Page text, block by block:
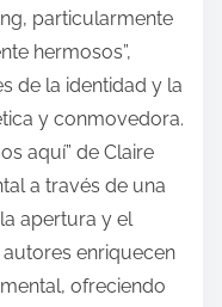
particularmente
hermosos”,
de la identidad y la
y conmovedora.
aquí” de Claire
a través de una
apertura y el
enriquecen
ofreciendo